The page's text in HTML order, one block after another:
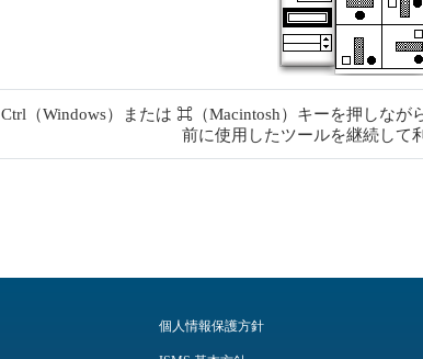
Ctrl（Windows）または ⌘（Macintosh）キーを押しなが
前に使用したツールを継続して
個人情報保護方針